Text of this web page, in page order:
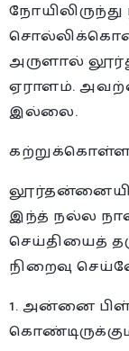
நோயிலிருந்து
அருளால்
ஏராளம்.
இல்லை.
இந்த் நல்ல
செய்தியைத்
நிறைவு
1. அன்னை